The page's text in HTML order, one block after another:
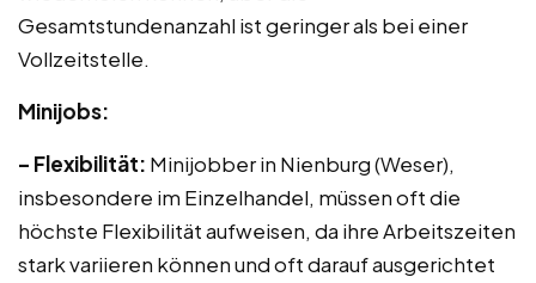
Gesamtstundenanzahl ist geringer als bei einer
Vollzeitstelle.
Minijobs:
– Flexibilität: Minijobber in Nienburg (Weser),
insbesondere im Einzelhandel, müssen oft die
höchste Flexibilität aufweisen, da ihre Arbeitszeiten
stark variieren können und oft darauf ausgerichtet